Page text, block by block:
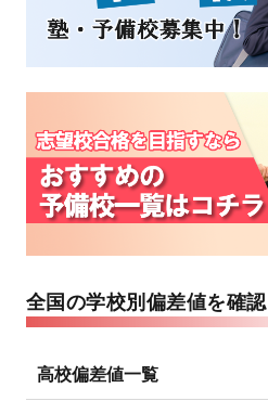
全国の学校別偏差値を確認
高校偏差値一覧